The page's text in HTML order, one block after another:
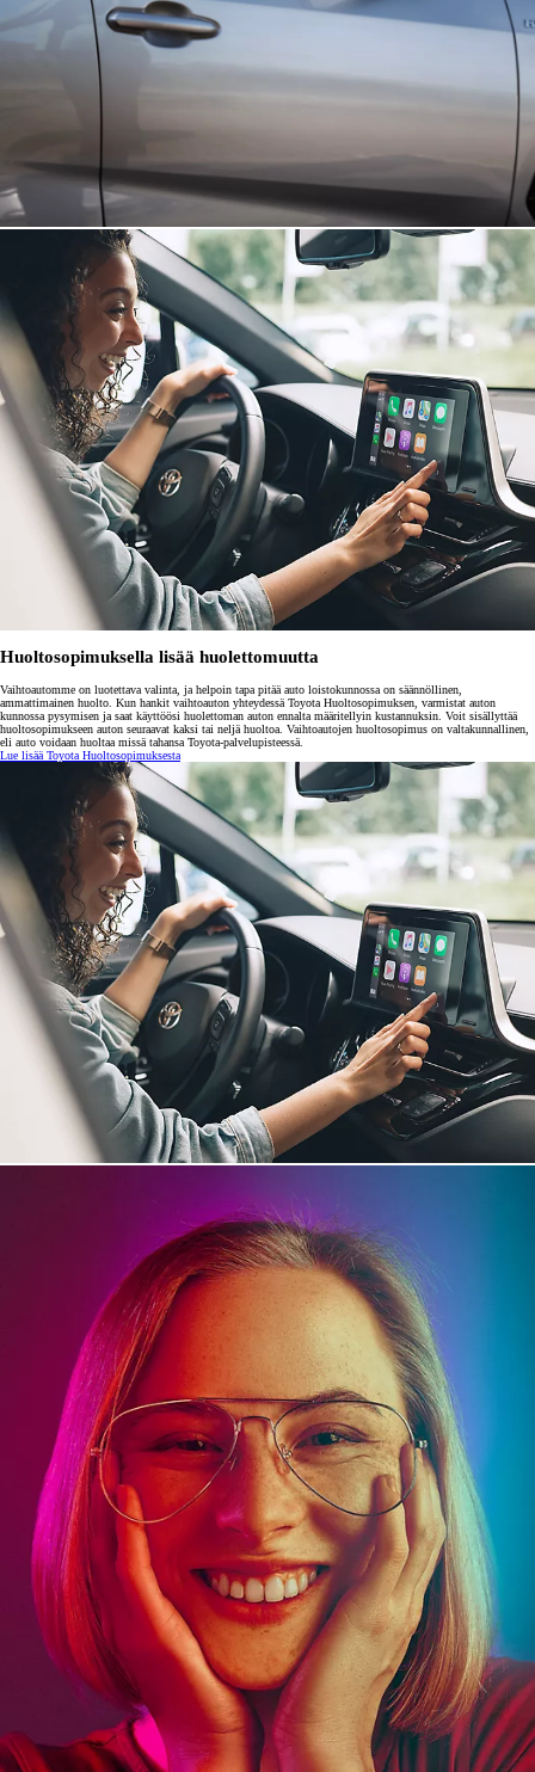
Huoltosopimuksella lisää huolettomuutta
Vaihtoautomme on luotettava valinta, ja helpoin tapa pitää auto loistokunnossa on säännöllinen,
ammattimainen huolto. Kun hankit vaihtoauton yhteydessä Toyota Huoltosopimuksen, varmistat auton
kunnossa pysymisen ja saat käyttöösi huolettoman auton ennalta määritellyin kustannuksin. Voit sisällyttää
huoltosopimukseen auton seuraavat kaksi tai neljä huoltoa. Vaihtoautojen huoltosopimus on valtakunnallinen,
eli auto voidaan huoltaa missä tahansa Toyota-palvelupisteessä.
Lue lisää Toyota Huoltosopimuksesta